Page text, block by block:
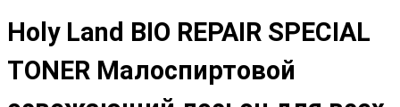
Holy Land BIO REPAIR SPECIAL
TONER Малоспиртовой